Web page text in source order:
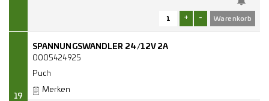
+ -
19
SPANNUNGSWANDLER 24/12V 2A
0005424925
Puch
Merken